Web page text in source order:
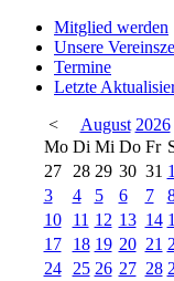
Mitglied werden
Unsere
Termine
Letzte
<
August 2026
Mo Di Mi Do Fr
27
28 29 30 31 1
3
4 5 6 7
10
11 12 13 14
17
18 19 20 21
24
25 26 27 28